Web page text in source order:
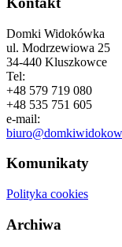
Domki Widokówka
ul. Modrzewiowa 25
34-440 Kluszkowce
Tel:
+48 579 719 080
+48 535 751 605
e-mail:
Komunikaty
Polityka cookies
Archiwa